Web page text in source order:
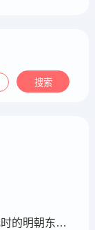
汤若望1620年到澳门，1666年死的。此时的明朝东北地区已经被后金国成立了，在明朝灭亡的崇祯年间，汤若望还能和明朝天文学家一起到东北地区做这个制定历法的比赛，很强大啊。鹤岗，在今天的黑龙江省东部的鹤岗市